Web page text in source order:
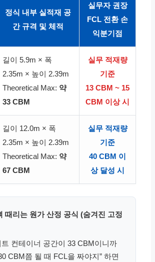
정식 내부 실적재 공
간 규격 및 체적
실무자 권장
FCL 전환 손
익분기점
길이 5.9m × 폭
2.35m × 높이 2.39m
Theoretical Max: 약
33 CBM
실무 적재량
기준
13 CBM ~ 15
CBM 이상 시
길이 12.0m × 폭
2.35m × 높이 2.39m
Theoretical Max: 약
67 CBM
실무 적재량
기준
40 CBM 이
상 달성 시
때리는 원가 산정 공식 (숨겨진 고정
컨테이너 공간이 33 CBM이니까
CBM쯤 될 때 FCL을 짜야지” 하면